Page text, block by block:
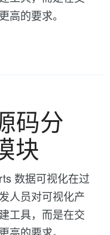
高的要求。
码分
块
数据可视化在过
人员对可视化产
工具，而是在交
高的要求。